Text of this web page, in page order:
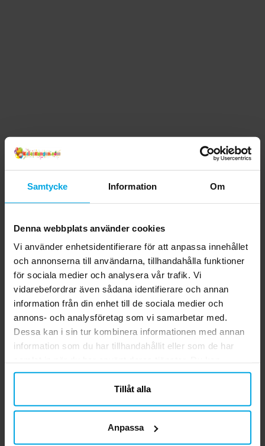
Samtycke Information Om
Denna webbplats använder cookies
Vi använder enhetsidentifierare för att anpassa innehållet
och annonserna till användarna, tillhandahålla funktioner
för sociala medier och analysera vår trafik. Vi
vidarebefordrar även sådana identifierare och annan
information från din enhet till de sociala medier och
annons- och analysföretag som vi samarbetar med.
Dessa kan i sin tur kombinera informationen med annan
information som du har tillhandahållit eller som de har
närsomhelst ändra ditt samtycke.
Tillåt alla
Anpassa